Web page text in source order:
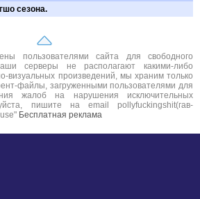
сезона.
пользователями сайта для свободного
серверы не располагают какими-либо
визуальных произведений, мы храним только
файлы, загруженными пользователями для
жалоб на нарушения исключительных
пишите на email pollyfuckingshit(гав-
Бесплатная реклама